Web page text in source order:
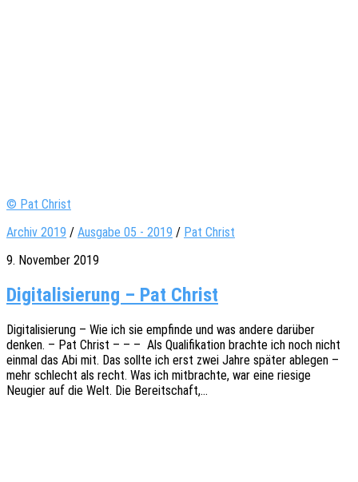
© Pat Christ
Archiv 2019 / Ausgabe 05 - 2019 / Pat Christ
9. November 2019
Digitalisierung – Pat Christ
Digi­ta­li­sie­rung – Wie ich sie empfin­de und was andere darüber
denken. – Pat Christ – – – Als Quali­fi­ka­ti­on brach­te ich noch nicht
einmal das Abi mit. Das sollte ich erst zwei Jahre später able­gen –
mehr schlecht als recht. Was ich mitbrach­te, war eine riesi­ge
Neugier auf die Welt. Die Bereitschaft,…